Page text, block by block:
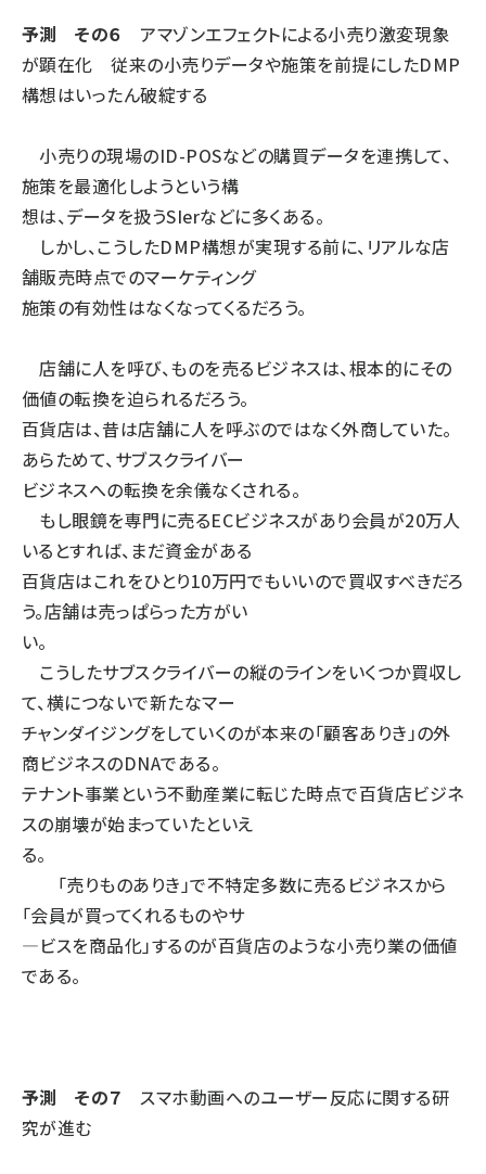
予測 その６ アマゾンエフェクトによる小売り激変現象
が顕在化 従来の小売りデータや施策を前提にしたDMP
構想はいったん破綻する
小売りの現場のID-POSなどの購買データを連携して、
施策を最適化しようという構
想は、データを扱うSIerなどに多くある。
しかし、こうしたDMP構想が実現する前に、リアルな店
舗販売時点でのマーケティング
施策の有効性はなくなってくるだろう。
店舗に人を呼び、ものを売るビジネスは、根本的にその
価値の転換を迫られるだろう。
百貨店は、昔は店舗に人を呼ぶのではなく外商していた。
あらためて、サブスクライバー
ビジネスへの転換を余儀なくされる。
もし眼鏡を専門に売るECビジネスがあり会員が20万人
いるとすれば、まだ資金がある
百貨店はこれをひとり10万円でもいいので買収すべきだろ
う。店舗は売っぱらった方がい
い。
こうしたサブスクライバーの縦のラインをいくつか買収し
て、横につないで新たなマー
チャンダイジングをしていくのが本来の「顧客ありき」の外
商ビジネスのDNAである。
テナント事業という不動産業に転じた時点で百貨店ビジネ
スの崩壊が始まっていたといえ
る。
「売りものありき」で不特定多数に売るビジネスから
「会員が買ってくれるものやサ
―ビスを商品化」するのが百貨店のような小売り業の価値
である。
予測 その７ スマホ動画へのユーザー反応に関する研
究が進む